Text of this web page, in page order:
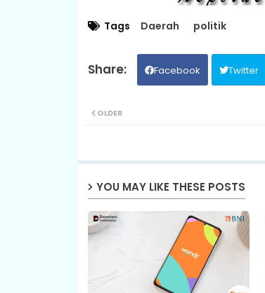
Tags Daerah politik
Facebook Twitter
OLDER
YOU MAY LIKE THESE POSTS